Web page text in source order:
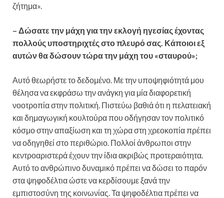
ζήτημα».
– Δώσατε την μάχη για την εκλογή ηγεσίας έχοντας
πολλούς υποστηριχτές στο πλευρό σας. Κάποιοι εξ
αυτών θα δώσουν τώρα την μάχη του «σταυρού»;
Αυτό θεωρήστε το δεδομένο. Με την υποψηφιότητά μου
θέλησα να εκφράσω την ανάγκη για μία διαφορετική
νοοτροπία στην πολιτική. Πιστεύω βαθιά ότι η πελατειακή
και δημαγωγική κουλτούρα που οδήγησαν τον πολιτικό
κόσμο στην απαξίωση και τη χώρα στη χρεοκοπία πρέπει
να οδηγηθεί στο περιθώριο. Πολλοί άνθρωποι στην
κεντροαριστερά έχουν την ίδια ακριβώς προτεραιότητα.
Αυτό το ανθρώπινο δυναμικό πρέπει να δώσει το παρόν
στα ψηφοδέλτια ώστε να κερδίσουμε ξανά την
εμπιστοσύνη της κοινωνίας. Τα ψηφοδέλτια πρέπει να